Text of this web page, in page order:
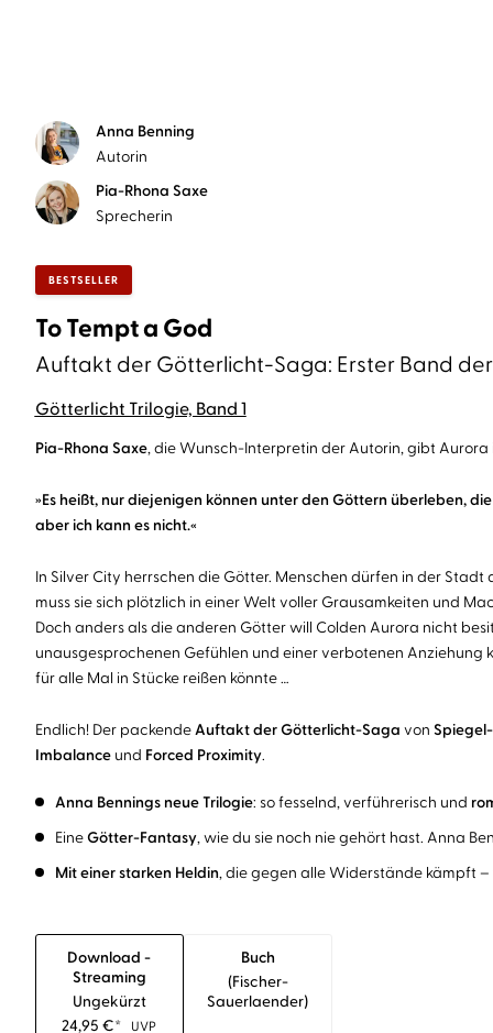
Anna Benning
Autorin
Pia-Rhona Saxe
Sprecherin
BESTSELLER
To Tempt a God
Auftakt der Götterlicht-Saga: Erster Band
Götterlicht Trilogie, Band 1
Pia-Rhona Saxe, die Wunsch-Interpretin der Autorin, gibt Aurora
»Es heißt, nur diejenigen können unter den Göttern überleben,
aber ich kann es nicht.«
In Silver City herrschen die Götter. Menschen dürfen in der
muss sie sich plötzlich in einer Welt voller Grausamkeiten und
Doch anders als die anderen Götter will Colden Aurora nicht
unausgesprochenen Gefühlen und einer verbotenen
für alle Mal in Stücke reißen könnte …
Endlich! Der packendeAuftakt der Götterlicht-Saga von
Imbalanceund Forced Proximity.
Anna Bennings neue Trilogie: so fesselnd, verführerisch und
EineGötter-Fantasy, wie du sie noch nie gehört hast. Anna
Mit einer starken Heldin, die gegen alle Widerstände kämpft
Download -
Streaming
Ungekürzt
24,95€* UVP
Buch
(fischer-
Sauerlaender)